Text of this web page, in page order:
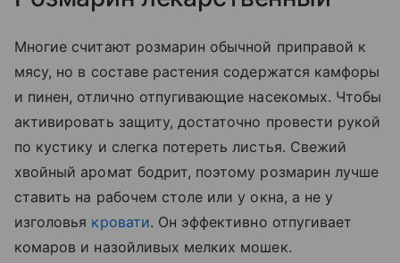
Многие считают розмарин обычной приправой к
мясу, но в составе растения содержатся камфоры
и пинен, отлично отпугивающие насекомых. Чтобы
активировать защиту, достаточно провести рукой
по кустику и слегка потереть листья. Свежий
хвойный аромат бодрит, поэтому розмарин лучше
ставить на рабочем столе или у окна, а не у
изголовья кровати. Он эффективно отпугивает
комаров и назойливых мелких мошек.